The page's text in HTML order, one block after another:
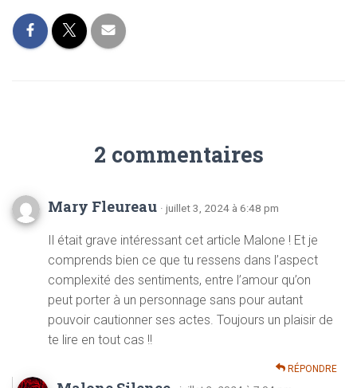
2 commentaires
Mary Fleureau · juillet 3, 2024 à 6:48 pm
Il était grave intéressant cet article Malone ! Et je
comprends bien ce que tu ressens dans l’aspect
complexité des sentiments, entre l’amour qu’on
peut porter à un personnage sans pour autant
pouvoir cautionner ses actes. Toujours un plaisir de
te lire en tout cas !!
RÉPONDRE